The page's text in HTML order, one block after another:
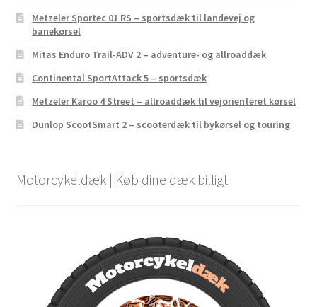
Metzeler Sportec 01 RS – sportsdæk til landevej og
banekørsel
Mitas Enduro Trail-ADV 2 – adventure- og allroaddæk
Continental SportAttack 5 – sportsdæk
Metzeler Karoo 4 Street – allroaddæk til vejorienteret kørsel
Dunlop ScootSmart 2 – scooterdæk til bykørsel og touring
Motorcykeldæk | Køb dine dæk billigt